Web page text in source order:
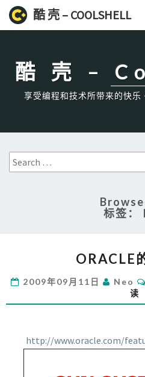
酷 壳 – COOLSHELL
酷 壳 –
享受编程和技术所带来的快
Search
for:
标签：
的
ORACLE
2009年09月11日 Neo
读
http://www.oracle.com/